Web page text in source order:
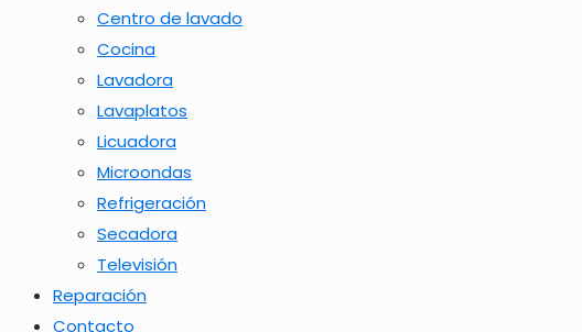
Centro de lavado
Cocina
Lavadora
Lavaplatos
Licuadora
Microondas
Refrigeración
Secadora
Televisión
Reparación
Contacto